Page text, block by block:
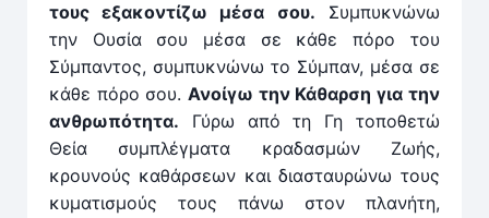
τους εξακοντίζω μέσα σου. Συμπυκνώνω
την Ουσία σου μέσα σε κάθε πόρο του
Σύμπαντος, συμπυκνώνω το Σύμπαν, μέσα σε
κάθε πόρο σου.Ανοίγω την Κάθαρση για την
ανθρωπότητα. Γύρω από τη Γη τοποθετώ
Θεία συμπλέγματα κραδασμών Ζωής,
κρουνούς καθάρσεων και διασταυρώνω τους
κυματισμούς τους πάνω στον πλανήτη,